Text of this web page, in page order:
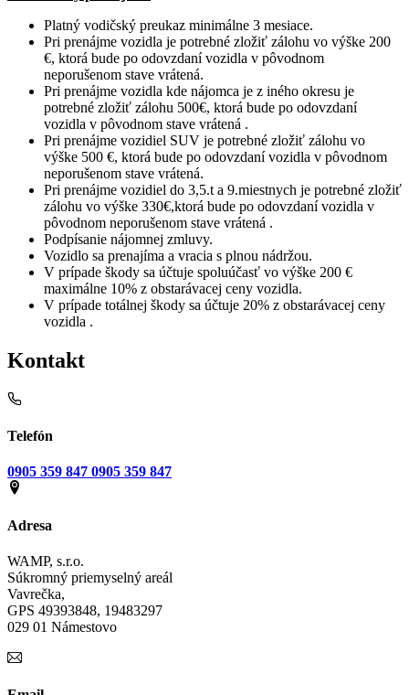
Platný vodičský preukaz minimálne 3 mesiace.
Pri prenájme vozidla je potrebné zložiť zálohu vo výške 200
€, ktorá bude po odovzdaní vozidla v pôvodnom
neporušenom stave vrátená.
Pri prenájme vozidla kde nájomca je z iného okresu je
potrebné zložiť zálohu 500€, ktorá bude po odovzdaní
vozidla v pôvodnom stave vrátená .
Pri prenájme vozidiel SUV je potrebné zložiť zálohu vo
výške 500 €, ktorá bude po odovzdaní vozidla v pôvodnom
neporušenom stave vrátená.
Pri prenájme vozidiel do 3,5.t a 9.miestnych je potrebné zložiť
zálohu vo výške 330€,ktorá bude po odovzdaní vozidla v
pôvodnom neporušenom stave vrátená .
Podpísanie nájomnej zmluvy.
Vozidlo sa prenajíma a vracia s plnou nádržou.
V prípade škody sa účtuje spoluúčasť vo výške 200 €
maximálne 10% z obstarávacej ceny vozidla.
V prípade totálnej škody sa účtuje 20% z obstarávacej ceny
vozidla .
Kontakt
Telefón
0905 359 847 0905 359 847
Adresa
WAMP, s.r.o.
Súkromný priemyselný areál
Vavrečka,
GPS 49393848, 19483297
029 01 Námestovo